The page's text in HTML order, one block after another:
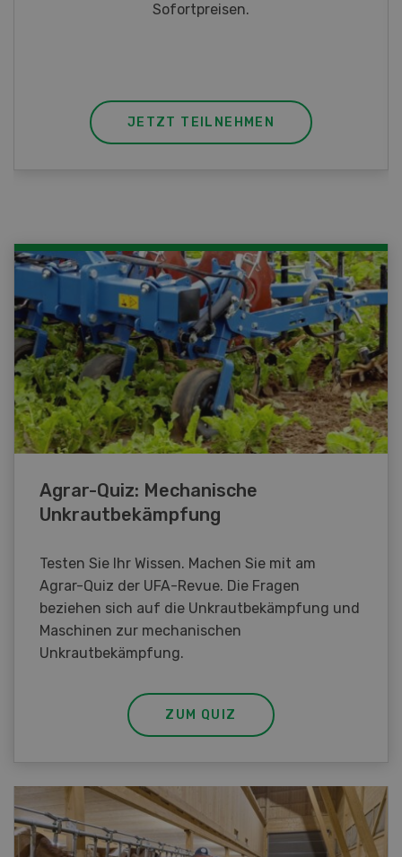
Sofortpreisen.
JETZT TEILNEHMEN
Agrar-Quiz: Mechanische
Unkrautbekämpfung
Testen Sie Ihr Wissen. Machen Sie mit am
Agrar-Quiz der UFA-Revue. Die Fragen
beziehen sich auf die Unkrautbekämpfung und
Maschinen zur mechanischen
Unkrautbekämpfung.
ZUM QUIZ